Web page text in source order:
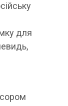
для